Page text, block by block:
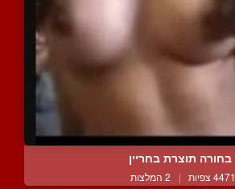
בחורה תוצרת בחריין
4471 צפיות | 2 המלצות